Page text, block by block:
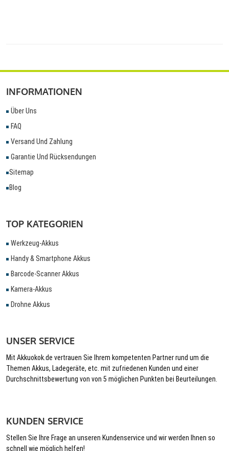
INFORMATIONEN
Über Uns
FAQ
Versand Und Zahlung
Garantie Und Rücksendungen
Sitemap
Blog
TOP KATEGORIEN
Werkzeug-Akkus
Handy & Smartphone Akkus
Barcode-Scanner Akkus
Kamera-Akkus
Drohne Akkus
UNSER SERVICE
Mit Akkuokok.de vertrauen Sie Ihrem kompetenten Partner rund um die
Themen Akkus, Ladegeräte, etc. mit zufriedenen Kunden und einer
Durchschnittsbewertung von von 5 möglichen Punkten bei Beurteilungen.
KUNDEN SERVICE
Stellen Sie Ihre Frage an unseren Kundenservice und wir werden Ihnen so
schnell wie möglich helfen!